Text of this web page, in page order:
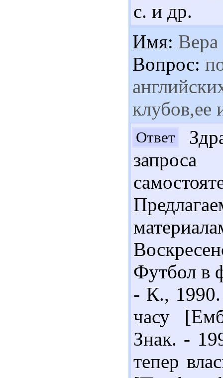
с. и др.
Имя: Вера
Вопрос:
клубов,ее
Ответ
Футбол в
- К.,
часу
Знак. -
тепер